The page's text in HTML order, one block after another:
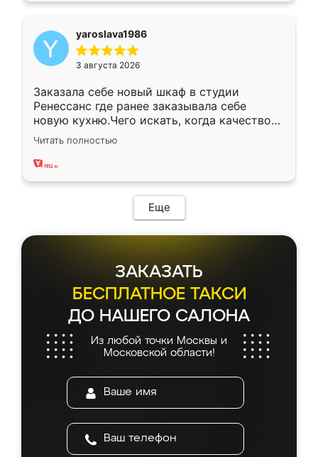
yaroslava1986
3 августа 2026
Заказала себе новый шкаф в студии
Ренессанс где ранее заказывала себе
новую кухню.Чего искать, когда качеством
вполне довольна. Служит кухня уже почти
два года, нареканий нет.
Читать полностью
Еще
ЗАКАЗАТЬ
БЕСПЛАТНОЕ ТАКСИ
ДО НАШЕГО САЛОНА
Из любой точки Москвы и
Московской области!